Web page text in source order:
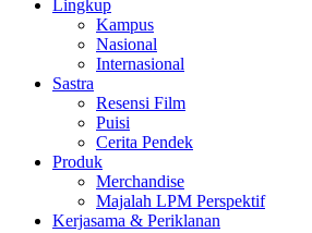
Lingkup
Kampus
Nasional
Internasional
Sastra
Resensi Film
Puisi
Cerita Pendek
Produk
Merchandise
Majalah LPM Perspektif
Kerjasama & Periklanan